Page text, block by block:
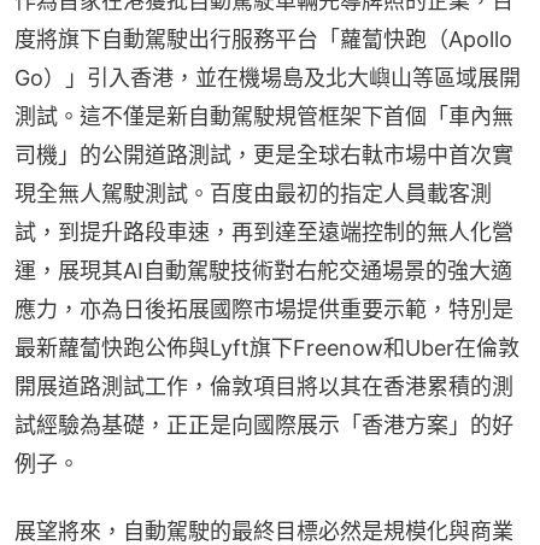
度將旗下自動駕駛出行服務平台「蘿蔔快跑（Apollo
Go）」引入香港，並在機場島及北大嶼山等區域展開
測試。這不僅是新自動駕駛規管框架下首個「車內無
司機」的公開道路測試，更是全球右軚市場中首次實
現全無人駕駛測試。百度由最初的指定人員載客測
試，到提升路段車速，再到達至遠端控制的無人化營
運，展現其AI自動駕駛技術對右舵交通場景的強大適
應力，亦為日後拓展國際市場提供重要示範，特別是
最新蘿蔔快跑公佈與Lyft旗下Freenow和Uber在倫敦
開展道路測試工作，倫敦項目將以其在香港累積的測
試經驗為基礎，正正是向國際展示「香港方案」的好
例子。
展望將來，自動駕駛的最終目標必然是規模化與商業